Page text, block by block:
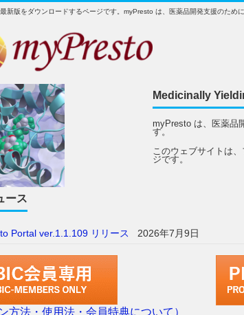
新版をダウンロードするページです。myPresto は、医薬品開発支援のため
Medicinally
myPresto は、医薬品
す。
このウェブサイトは
ジです。
ース
Portal ver.1.1.109 リリース 2026年7月9日
方法・使用法・会員特典について）